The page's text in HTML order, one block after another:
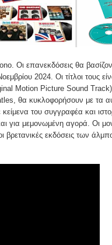
Οι επανεκδόσεις θα
2024. Οι τίτλοι τους
Motion Picture Sound
θα κυκλοφορήσουν με τα
του συγγραφέα και
για μεμονωμένη αγορά. Οι
εκδόσεις των